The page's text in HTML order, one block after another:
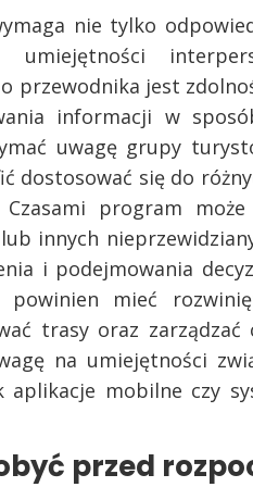
nie tylko
przewodnika jest
informacji w
uwagę grupy
dostosować się do
program
innych
i podejmowania
mieć
trasy oraz zarządzać
na umiejętności
mobilne czy
przed